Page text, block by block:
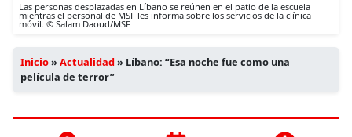
Las personas desplazadas en Líbano se reúnen en el patio de la escuela
mientras el personal de MSF les informa sobre los servicios de la clínica
móvil. © Salam Daoud/MSF
Inicio»Actualidad» Líbano: “Esa noche fue como una
película de terror”